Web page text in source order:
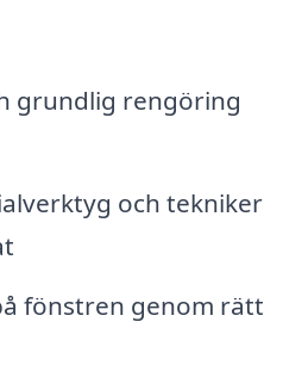
grundlig rengöring
och tekniker
fönstren genom rätt